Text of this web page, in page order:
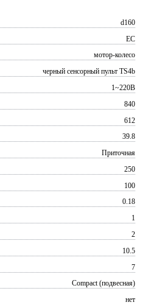
d160
EC
мотор-колесо
черный сенсорный пульт TS4b
1~220В
840
612
39.8
Приточная
250
100
0.18
1
2
10.5
7
Compact (подвесная)
нет